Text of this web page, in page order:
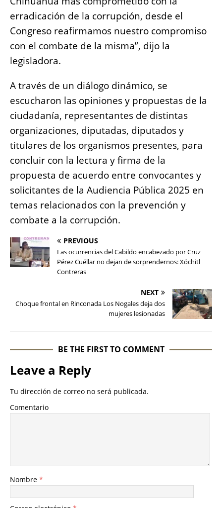
erradicación de la corrupción, desde el
Congreso reafirmamos nuestro compromiso
con el combate de la misma”, dijo la
legisladora.
A través de un diálogo dinámico, se
escucharon las opiniones y propuestas de la
ciudadanía, representantes de distintas
organizaciones, diputadas, diputados y
titulares de los organismos presentes, para
concluir con la lectura y firma de la
propuesta de acuerdo entre convocantes y
solicitantes de la Audiencia Pública 2025 en
temas relacionados con la prevención y
combate a la corrupción.
PREVIOUS
Las ocurrencias del Cabildo encabezado por Cruz
Pérez Cuéllar no dejan de sorprendernos: Xóchitl
Contreras
NEXT
Choque frontal en Rinconada Los Nogales deja dos
mujeres lesionadas
BE THE FIRST TO COMMENT
Leave a Reply
Tu dirección de correo no será publicada.
Comentario
Nombre *